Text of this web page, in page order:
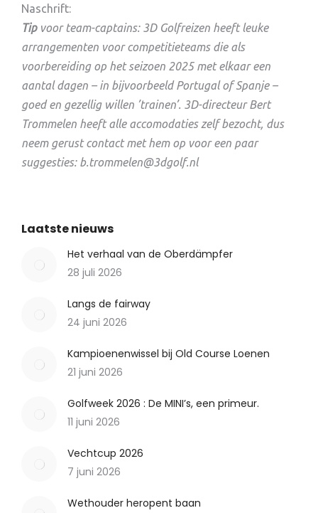
Naschrift:
Tipvoor team-captains: 3D Golfreizen heeft leuke
arrangementen voor competitieteams die als
voorbereiding op het seizoen 2025 met elkaar een
aantal dagen – in bijvoorbeeld Portugal of Spanje –
goed en gezellig willen ’trainen’. 3D-directeur Bert
Trommelen heeft alle accomodaties zelf bezocht, dus
neem gerust contact met hem op voor een paar
suggesties: b.trommelen@3dgolf.nl
Laatste nieuws
Het verhaal van de Oberdämpfer
28 juli 2026
Langs de fairway
24 juni 2026
Kampioenenwissel bij Old Course Loenen
21 juni 2026
Golfweek 2026 : De MINI’s, een primeur.
11 juni 2026
Vechtcup 2026
7 juni 2026
Wethouder heropent baan